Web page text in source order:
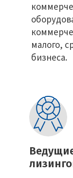
малого,
бизнеса.